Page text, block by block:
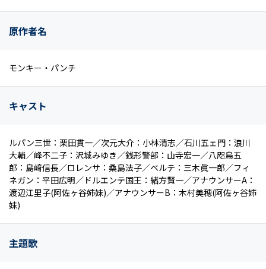
原作者名
モンキー・パンチ
キャスト
ルパン三世：栗田貫一／次元大介：小林清志／石川五ェ門：浪川
大輔／峰不二子：沢城みゆき／銭形警部：山寺宏一／八咫烏五
郎：島﨑信長／ロレンサ：桑島法子／ベルテ：三木眞一郎／フィ
ネガン：平田広明／ドルエンテ国王：緒方賢一／アナウンサーA：
渡辺江里子(阿佐ヶ谷姉妹)／アナウンサーB：木村美穂(阿佐ヶ谷姉
妹)
主題歌